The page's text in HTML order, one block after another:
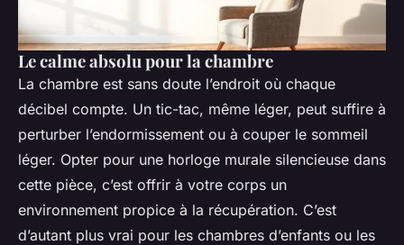
Le calme absolu pour la chambre
La chambre est sans doute l’endroit où chaque
décibel compte. Un tic-tac, même léger, peut suffire à
perturber l’endormissement ou à couper le sommeil
léger. Opter pour une horloge murale silencieuse dans
cette pièce, c’est offrir à votre corps un
environnement propice à la récupération. C’est
d’autant plus vrai pour les chambres d’enfants ou les